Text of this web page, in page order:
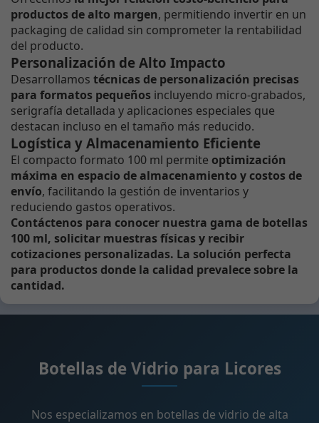
productos de alto margen, permitiendo invertir en un
packaging de calidad sin comprometer la rentabilidad
del producto.
Personalización de Alto Impacto
Desarrollamos técnicas de personalización precisas
para formatos pequeños incluyendo micro-grabados,
serigrafía detallada y aplicaciones especiales que
destacan incluso en el tamaño más reducido.
Logística y Almacenamiento Eficiente
El compacto formato 100 ml permite optimización
máxima en espacio de almacenamiento y costos de
envío, facilitando la gestión de inventarios y
reduciendo gastos operativos.
Contáctenos para conocer nuestra gama de botellas
100 ml, solicitar muestras físicas y recibir
cotizaciones personalizadas. La solución perfecta
para productos donde la calidad prevalece sobre la
cantidad.
Botellas de Vidrio para Licores
Nos especializamos en botellas de vidrio de alta